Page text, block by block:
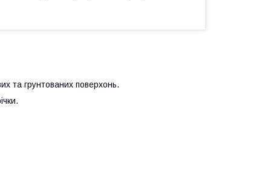
та грунтованих поверхонь.